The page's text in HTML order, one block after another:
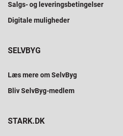
Salgs- og leveringsbetingelser
Digitale muligheder
SELVBYG
Læs mere om SelvByg
Bliv SelvByg-medlem
STARK.DK